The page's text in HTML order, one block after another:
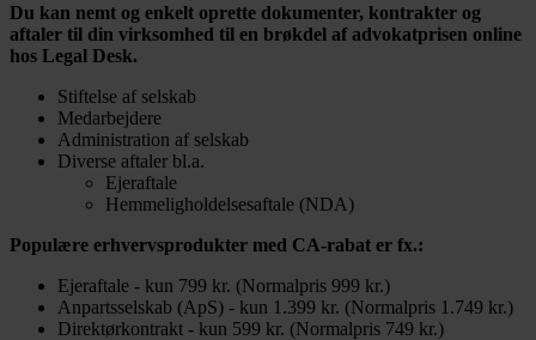
Du kan nemt og enkelt oprette dokumenter, kontrakter og
aftaler til din virksomhed til en brøkdel af advokatprisen online
hos Legal Desk.
Stiftelse af selskab
Medarbejdere
Administration af selskab
Diverse aftaler bl.a.
Ejeraftale
Hemmeligholdelsesaftale (NDA)
Populære erhvervsprodukter med CA-rabat er fx.:
Ejeraftale - kun 799 kr. (Normalpris 999 kr.)
Anpartsselskab (ApS) - kun 1.399 kr. (Normalpris 1.749 kr.)
Direktørkontrakt - kun 599 kr. (Normalpris 749 kr.)